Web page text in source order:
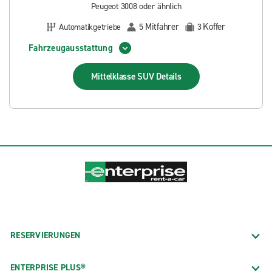
Peugeot 3008 oder ähnlich
Automatikgetriebe
5 Mitfahrer 3Koffer
Fahrzeugausstattung
Mittelklasse SUV Details
RESERVIERUNGEN
ENTERPRISE PLUS®